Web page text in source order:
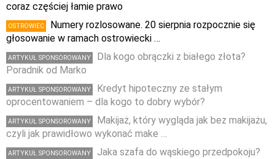
coraz częściej łamie prawo
OSTROWIEC
Numery rozlosowane. 20 sierpnia rozpocznie się
głosowanie w ramach ostrowiecki …
ARTYKUŁ SPONSOROWANY
Dla kogo obrączki z białego złota?
Poradnik od Marko
ARTYKUŁ SPONSOROWANY
Kredyt hipoteczny ze stałym
oprocentowaniem – dla kogo to dobry wybór?
ARTYKUŁ SPONSOROWANY
Makijaż, który wygląda jak bez makijażu,
czyli jak prawidłowo wykonać make …
ARTYKUŁ SPONSOROWANY
Jaka szafa do wąskiego przedpokoju?